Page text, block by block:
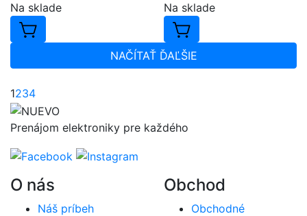
Na sklade
Na sklade
NAČÍTAŤ ĎAĽŠIE
1234
Prenájom elektroniky pre každého
O nás
Náš príbeh
Obchod
Obchodné